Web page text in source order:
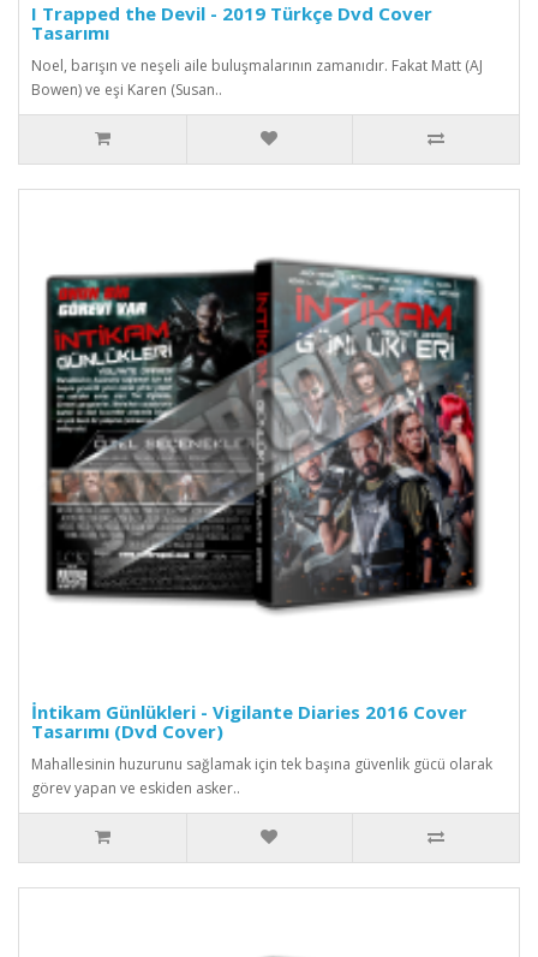
I Trapped the Devil - 2019 Türkçe Dvd Cover
Tasarımı
Noel, barışın ve neşeli aile buluşmalarının zamanıdır. Fakat Matt (AJ
Bowen) ve eşi Karen (Susan..
İntikam Günlükleri - Vigilante Diaries 2016 Cover
Tasarımı (Dvd Cover)
Mahallesinin huzurunu sağlamak için tek başına güvenlik gücü olarak
görev yapan ve eskiden asker..